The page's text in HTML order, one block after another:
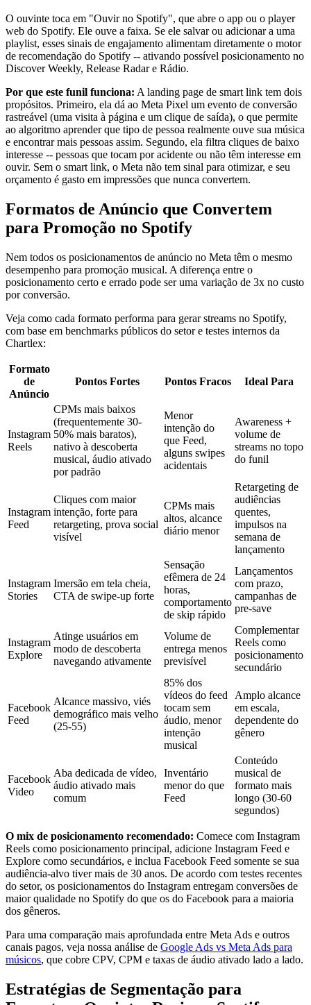
O ouvinte toca em "Ouvir no Spotify", que abre o app ou o player
web do Spotify. Ele ouve a faixa. Se ele salvar ou adicionar a uma
playlist, esses sinais de engajamento alimentam diretamente o motor
de recomendação do Spotify -- ativando possível posicionamento no
Discover Weekly, Release Radar e Rádio.
Por que este funil funciona: A landing page de smart link tem dois
propósitos. Primeiro, ela dá ao Meta Pixel um evento de conversão
rastreável (uma visita à página e um clique de saída), o que permite
ao algoritmo aprender que tipo de pessoa realmente ouve sua música
e encontrar mais pessoas assim. Segundo, ela filtra cliques de baixo
interesse -- pessoas que tocam por acidente ou não têm interesse em
ouvir. Sem o smart link, o Meta não tem sinal para otimizar, e seu
orçamento é gasto em impressões que nunca convertem.
Formatos de Anúncio que Convertem
para Promoção no Spotify
Nem todos os posicionamentos de anúncio no Meta têm o mesmo
desempenho para promoção musical. A diferença entre o
posicionamento certo e errado pode ser uma variação de 3x no custo
por conversão.
Veja como cada formato performa para gerar streams no Spotify,
com base em benchmarks públicos do setor e testes internos da
Chartlex:
Formato
de
Anúncio
Pontos Fortes Pontos Fracos Ideal Para
Instagram
Reels
CPMs mais baixos
(frequentemente 30-
50% mais baratos),
nativo à descoberta
musical, áudio ativado
por padrão
Menor
intenção do
que Feed,
alguns swipes
acidentais
Awareness +
volume de
streams no topo
do funil
Instagram
Feed
Cliques com maior
intenção, forte para
retargeting, prova social
visível
CPMs mais
altos, alcance
diário menor
Retargeting de
audiências
quentes,
impulsos na
semana de
lançamento
Instagram
Stories
Imersão em tela cheia,
CTA de swipe-up forte
Sensação
efêmera de 24
horas,
comportamento
de skip rápido
Lançamentos
com prazo,
campanhas de
pre-save
Instagram
Explore
Atinge usuários em
modo de descoberta
navegando ativamente
Volume de
entrega menos
previsível
Complementar
Reels como
posicionamento
secundário
Facebook
Feed
Alcance massivo, viés
demográfico mais velho
(25-55)
85% dos
vídeos do feed
tocam sem
áudio, menor
intenção
musical
Amplo alcance
em escala,
dependente do
gênero
Facebook
Video
Aba dedicada de vídeo,
áudio ativado mais
comum
Inventário
menor do que
Feed
Conteúdo
musical de
formato mais
longo (30-60
segundos)
O mix de posicionamento recomendado: Comece com Instagram
Reels como posicionamento principal, adicione Instagram Feed e
Explore como secundários, e inclua Facebook Feed somente se sua
audiência-alvo tiver mais de 30 anos. De acordo com testes recentes
do setor, os posicionamentos do Instagram entregam conversões de
maior qualidade no Spotify do que os do Facebook para a maioria
dos gêneros.
Para uma comparação mais aprofundada entre Meta Ads e outros
canais pagos, veja nossa análise de Google Ads vs Meta Ads para
músicos, que cobre CPV, CPM e taxas de áudio ativado lado a lado.
Estratégias de Segmentação para